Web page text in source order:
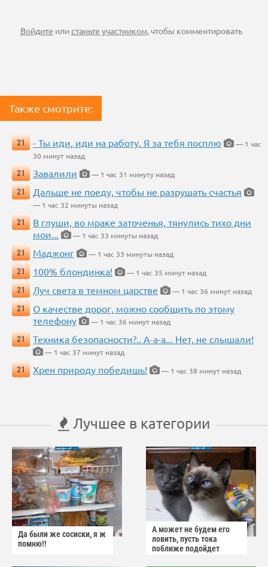
Войдите илистаньте участником, чтобы комментировать
Также смотрите:
21 - Ты иди, иди на работу. Я за тебя посплю
— 1 час
30 минут назад
21
Завалили
— 1 час 31 минуту назад
21
Дальше не поеду, чтобы не разрушать счастья
— 1 час 32 минуты назад
21
В глуши, во мраке заточенья, тянулись тихо дни
мои...
— 1 час 33 минуты назад
21
Маджонг
— 1 час 33 минуты назад
21
100% блондинка!
— 1 час 35 минут назад
21
Луч света в темном царстве
— 1 час 36 минут назад
21
О качестве дорог, можно сообщить по этому
телефону
— 1 час 36 минут назад
21
Техника безопасности?.. А-а-а... Нет, не слышали!
— 1 час 37 минут назад
21
Хрен природу победишь! — 1 час 38 минут назад
Лучшее в категории
Да были же сосиски, я ж
помню!!
А может не будем его
ловить, пусть тока
поближе подойдет